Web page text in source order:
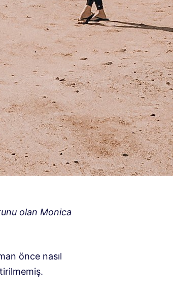
olan Monica
önce nasıl